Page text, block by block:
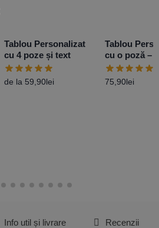
Tablou Personalizat
cu 4 poze și text
de la 59,90lei
Tablou
cu o poză –
minunat
75,90lei
Info util și livrare Recenzii